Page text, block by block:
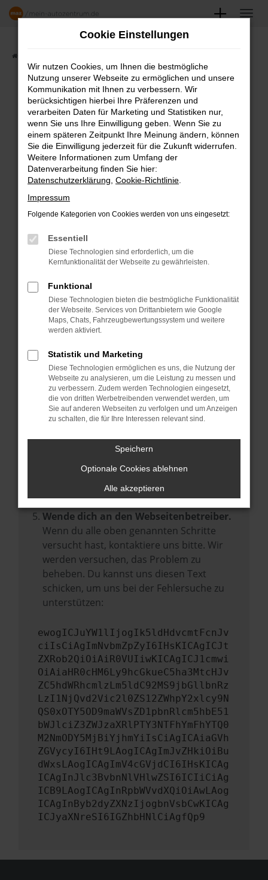
Zum
FAHRZEUGSHOWROOM
Fehler: Network Error
Beim Laden ist ein Fehler aufgetreten.
Hier sind ein paar Tipps, die dir helfen können:
Überprüfe deine Firewall und deine
Laden andere Webseiten, zum Beispiel
deine Suchmaschine?
Manche Erweiterungen, wie Werbeblocker,
können das Laden bestimmter Seiten
verhindern. Funktioniert die Seite in einem
anderen Browser oder in einem privaten
Starte dein Gerät neu.
Das kann manchmal helfen,
vorübergehende Probleme zu beheben.
Stelle sicher, dass dein Browser und dein
Betriebssystem auf dem neuesten Stand
sind.
Veraltete Software birgt nicht nur ein
Sicherheitsrisiko, sondern kann auch dazu
führen, dass bestimmte Funktionen nicht
mehr unterstützt werden.
Wende dich an den Webseitenbetreiber.
Wenn du alle oben genannten Schritte
versucht hast, kontaktiere uns bitte. Wir
werden versuchen, das Problem zu
beheben. Du kannst uns diesen Text
schicken, um uns bei der Fehlersuche zu
unterstützen:
ewogICJuYW1lIjogIk5ldHdvcmtFcnJv
ciIsCiAgImNvbmZpZyI6IHsKICAgICJt
ZXRob2QiOiAiR0VUIiwKICAgICJ1cmwi
OiAiaHR0cHM6Ly9hcGkueC5ha3MtcHJv
ZC5hdWRhcmlzLm5ldC92MS9jbGllbnRz
LzI1NjQvd2Vic2l0ZS12ZWhpY2xlcy9N
QS0xOTY5OD9maWVsZD1pbnRlcm5hbE51
bWJlciZ3ZWJzaXRlPTY3NTFhYmFhYTQ0
M2NmODY5MjBiYjhmYiIsCiAgICAiaGVh
ZGVycyI6IHt9LAogICAgImJvZHkiOiBu
dWxsLAogICAgImV4cGVjdCI6IHsKICAg
ICAgInJlc3BvbnNlVHlwZSI6ICIiCiAg
ICB9LAogICAgInRpbWVvdXQiOiAwLAog
ICAgInByb2dyZXNzIjogbnVsbCwKICAg
ICJyaXNreSI6IGZhbHNlCiAgfQp9
Cookie Einstellungen
Wir nutzen Cookies, um Ihnen die bestmögliche
Nutzung unserer Webseite zu ermöglichen und unsere
Kommunikation mit Ihnen zu verbessern. Wir
berücksichtigen hierbei Ihre Präferenzen und
verarbeiten Daten für Marketing und Statistiken nur,
wenn Sie uns Ihre Einwilligung geben. Wenn Sie zu
einem späteren Zeitpunkt Ihre Meinung ändern, können
Sie die Einwilligung jederzeit für die Zukunft widerrufen.
Weitere Informationen zum Umfang der
Datenverarbeitung finden Sie hier:
Datenschutzerklärung Cookie-Richtlinie
Impressum
Folgende Kategorien von Cookies werden von uns eingesetzt:
Essentiell
Diese Technologien sind erforderlich, um die
Kernfunktionalität der Webseite zu gewährleisten.
Funktional
Diese Technologien bieten die bestmögliche Funktionalität
der Webseite. Services von Drittanbietern wie Google
Maps, Chats, Fahrzeugbewertungssystem und weitere
werden aktiviert.
Statistik und Marketing
Diese Technologien ermöglichen es uns, die Nutzung der
Webseite zu analysieren, um die Leistung zu messen und
zu verbessern. Zudem werden Technologien eingesetzt,
die von dritten Werbetreibenden verwendet werden, um
Sie auf anderen Webseiten zu verfolgen und um Anzeigen
zu schalten, die für Ihre Interessen relevant sind.
Speichern
Optionale Cookies ablehnen
Alle akzeptieren